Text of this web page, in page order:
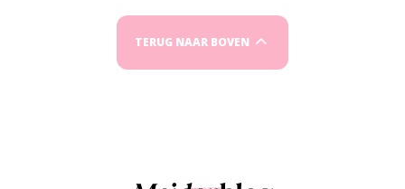
TERUG NAAR BOVEN